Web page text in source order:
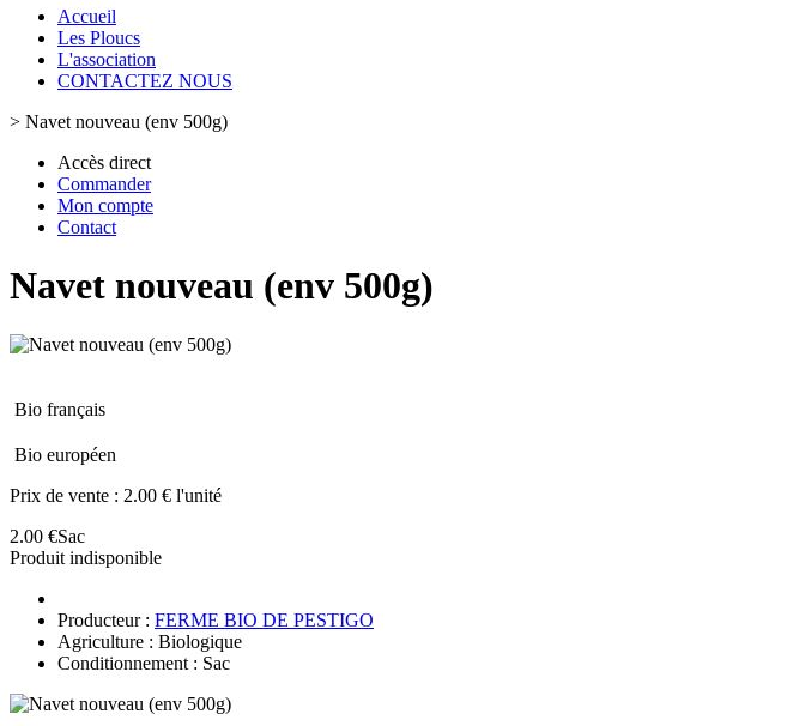
Accueil
Les Ploucs
L'association
CONTACTEZ NOUS
> Navet nouveau (env 500g)
Accès direct
Commander
Mon compte
Contact
Navet nouveau (env 500g)
Bio français
Bio européen
Prix de vente : 2.00 € l'unité
2.00 €Sac
Produit indisponible
Producteur : FERME BIO DE PESTIGO
Agriculture : Biologique
Conditionnement : Sac